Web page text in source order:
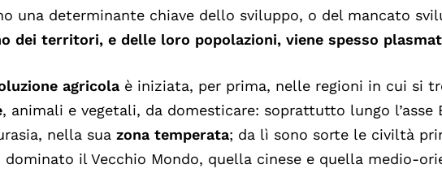
una determinante chiave dello sviluppo, o del mancato
dei territori, e delle loro popolazioni, viene spesso
agricola è iniziata, per prima, nelle regioni in cui si
, animali e vegetali, da domesticare: soprattutto lungo l’asse
nella sua zona temperata; da lì sono sorte le civiltà
dominato il Vecchio Mondo, quella cinese e quella medio-